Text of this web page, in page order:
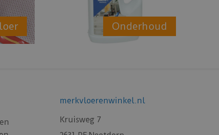
Onderhoud
merkvloerenwinkel.nl
Kruisweg 7